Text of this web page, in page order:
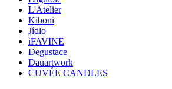
L'Atelier
Kiboni
Jídlo
iFAVINE
Degustace
Dauartwork
CUVÉE CANDLES